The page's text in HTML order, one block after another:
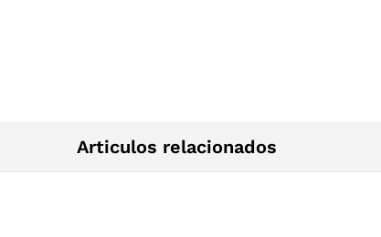
Articulos relacionados